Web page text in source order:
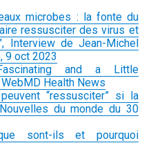
microbes : la fonte du
ressusciter des virus et
Interview de Jean-Michel
9 oct 2023
and a Little
Health News
“ressusciter” si la
du monde du 30
sont-ils et pourquoi